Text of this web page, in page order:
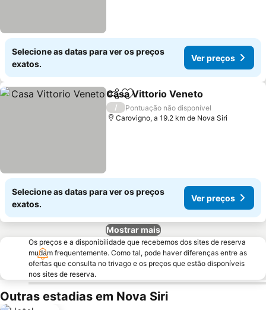
Selecione as datas para ver os preços
exatos.
Ver preços
PartilharAdicionar aos favoritos
Casa Vittorio Veneto
/
Pontuação não disponível
Carovigno, a 19.2 km de Nova Siri
Selecione as datas para ver os preços
exatos.
Ver preços
Mostrar mais
Os preços e a disponibilidade que recebemos dos sites de reserva
mudam frequentemente. Como tal, pode haver diferenças entre as
ofertas que consulta no trivago e os preços que estão disponíveis
nos sites de reserva.
Outras estadias em Nova Siri